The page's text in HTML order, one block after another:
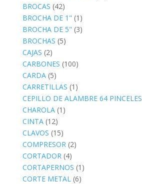
BROCAS (42)
BROCHA DE 1" (1)
BROCHA DE 5" (3)
BROCHAS (5)
CAJAS (2)
CARBONES (100)
CARDA (5)
CARRETILLAS (1)
CEPILLO DE ALAMBRE 64 PINCELES
CHAROLA (1)
CINTA (12)
CLAVOS (15)
COMPRESOR (2)
CORTADOR (4)
CORTAPERNOS (1)
CORTE METAL (6)